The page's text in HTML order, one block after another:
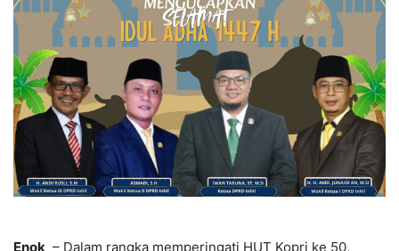
Enok – Dalam rangka memperingati HUT Kopri ke 50,